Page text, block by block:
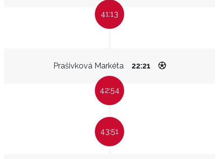
41:13
Prašivková Markéta 22:21
42:54
43:51